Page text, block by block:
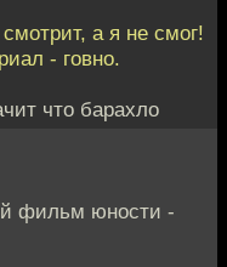
а я не смог!
- говно.
что барахло
фильм юности -